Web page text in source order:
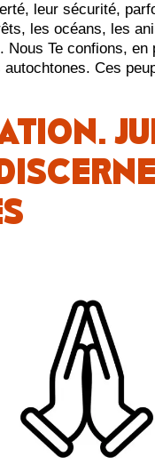
leur sécurité,
les océans, les
Nous Te confions, en
Ces